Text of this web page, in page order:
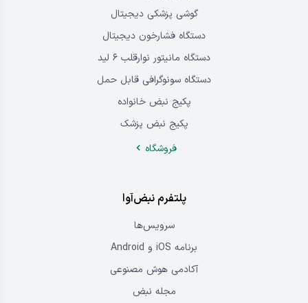
گوشی پزشکی دیجیتال
دستگاه فشارخون دیجیتال
دستگاه مانیتور نوارقلب ۶ لید
دستگاه سونوگرافی قابل حمل
پکیج نبض خانواده
پکیج نبض پزشک
فروشگاه
پلتفرم نبض‌آوا
سرویس‌ها
برنامه iOS و Android
آکادمی هوش مصنوعی
مجله نبض